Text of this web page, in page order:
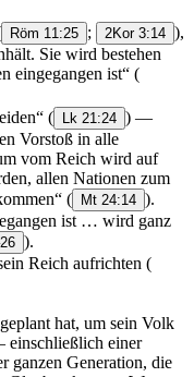
Röm 11:25 ; 2Kor 3:14 ),
Sie wird bestehen
eingegangen ist“ (
( Lk 21:24 ) —
Vorstoß in alle
vom Reich wird auf
allen Nationen zum
( Mt 24:14 ).
ist … wird ganz
).
Reich aufrichten (
hat, um sein Volk
einschließlich einer
ganzen Generation, die